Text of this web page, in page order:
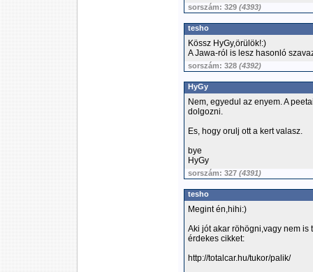
sorszám: 329 (4393)
tesho
Kössz HyGy,örülök!:)
A Jawa-ról is lesz hasonló
sorszám: 328 (4392)
HyGy
Nem, egyedul az enyem. A
dolgozni.
Es, hogy orulj ott a kert valasz.
bye
HyGy
sorszám: 327 (4391)
tesho
Megint én,hihi:)
Aki jót akar röhögni,vagy nem is
érdekes cikket:
http://totalcar.hu/tukor/palik/